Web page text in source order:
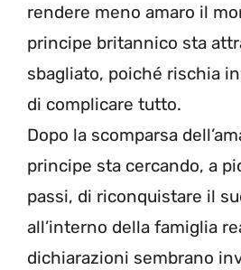
rendere meno amaro il
principe britannico sta
sbagliato, poiché rischia
di complicare tutto.
Dopo la scomparsa
principe sta cercando, a
passi, di riconquistare il
all’interno della famiglia
dichiarazioni sembrano